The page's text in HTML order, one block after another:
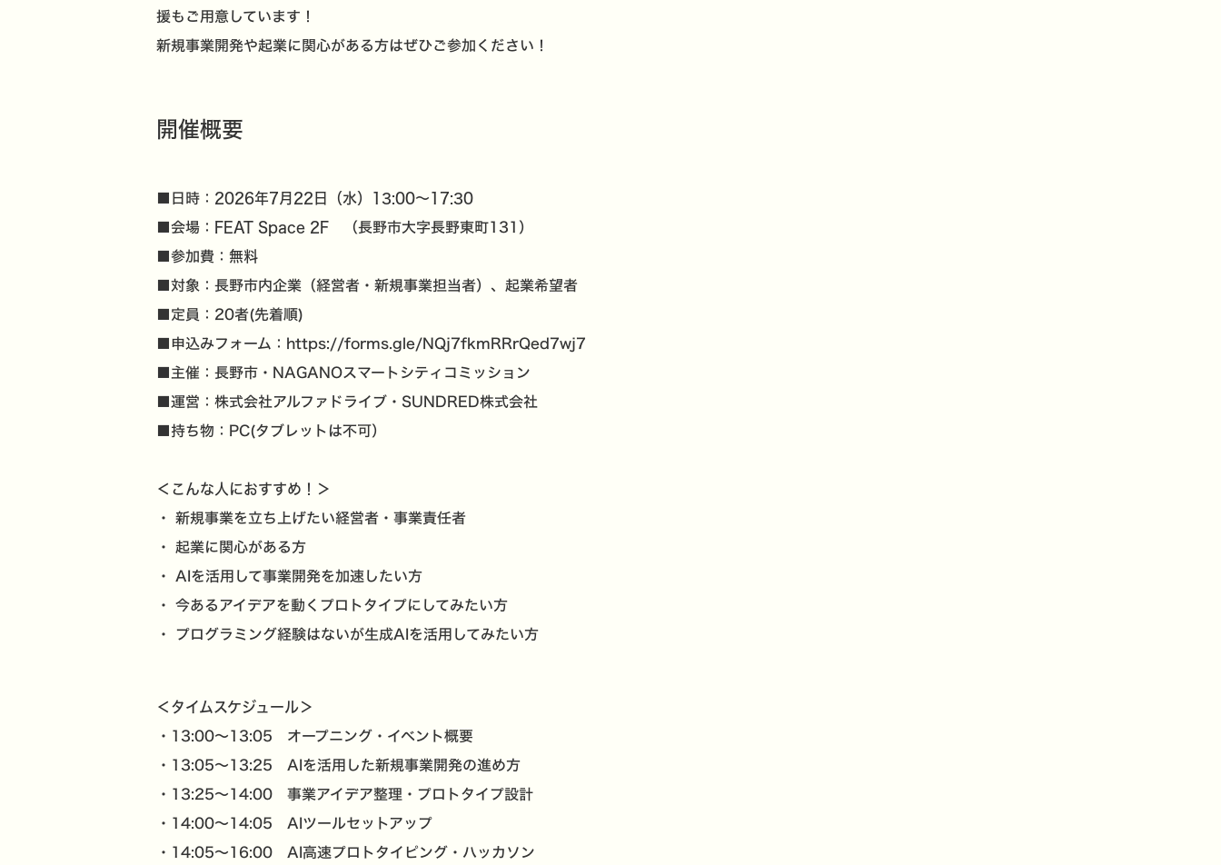
援もご用意しています！
新規事業開発や起業に関心がある方はぜひご参加ください！
開催概要
■日時： 2026年7月22日（水）13:00～17:30
■会場： FEAT Space 2F
（長野市大字長野東町131）
■参加費： 無料
■対象：長野市内企業（経営者・新規事業担当者）、起業希望者
■定員：20者(先着順)
■申込みフォーム： https://forms.gle/NQj7fkmRRrQed7wj7
■主催：長野市・NAGANOスマートシティコミッション
■運営：株式会社アルファドライブ・SUNDRED株式会社
■持ち物：PC(タブレットは不可）
＜こんな人におすすめ！＞
・ 新規事業を立ち上げたい経営者・事業責任者
・ 起業に関心がある方
・ AIを活用して事業開発を加速したい方
・ 今あるアイデアを動くプロトタイプにしてみたい方
・ プログラミング経験はないが生成AIを活用してみたい方
＜タイムスケジュール＞
・13:00〜13:05 オープニング・イベント概要
・13:05〜13:25 AIを活用した新規事業開発の進め方
・13:25〜14:00 事業アイデア整理・プロトタイプ設計
・14:00〜14:05 AIツールセットアップ
・14:05〜16:00 AI高速プロトタイピング・ハッカソン